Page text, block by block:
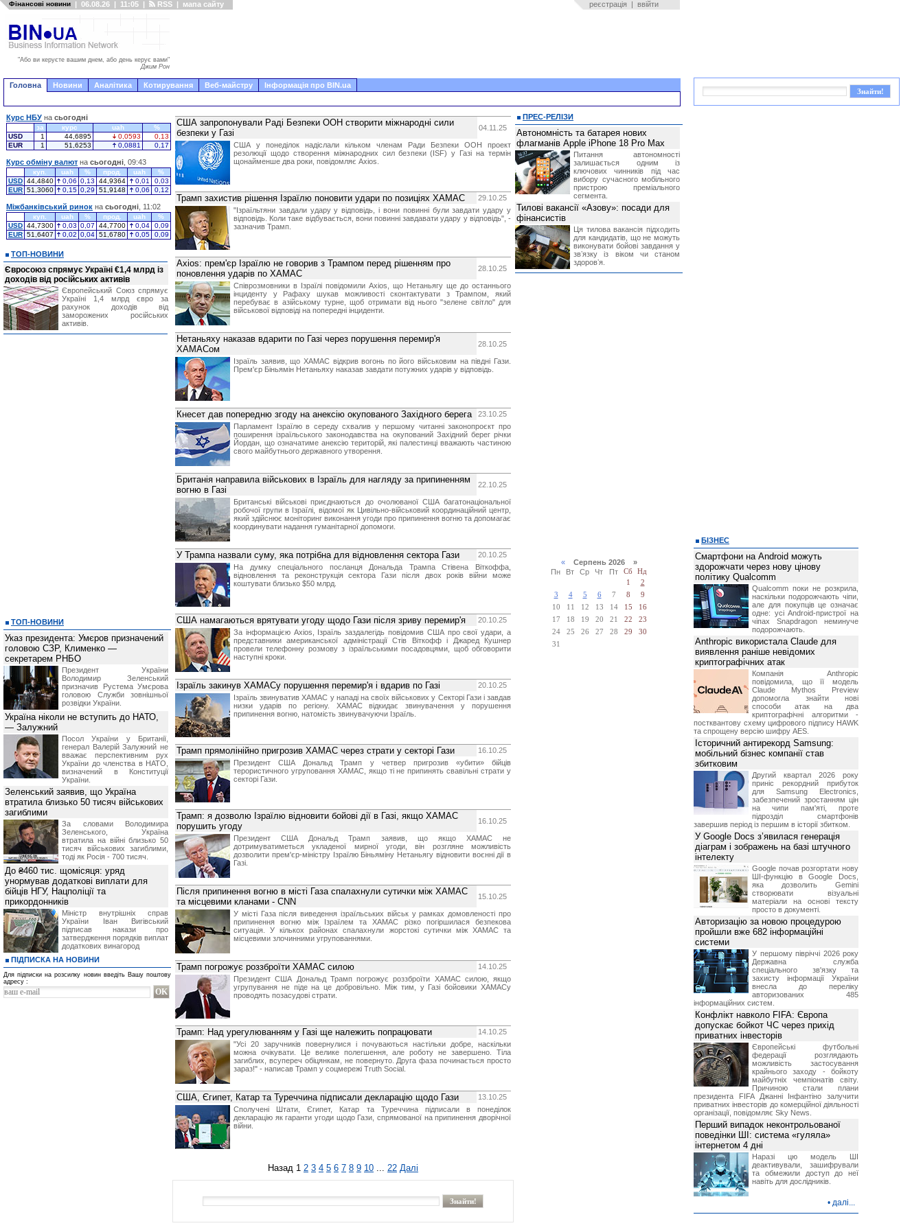
Фінансові новини | 06.08.26 | 11:05 | RSS | мапа сайту реєстрація | ввійти
"Або ви керуєте вашим днем, або день керує вами"
Джим Рон
Головна Новини Аналітика Котирування Веб-майстру Інформація про BIN.ua
США запропонували Раді Безпеки ООН створити міжнародні сили
безпеки у Газі
04.11.25
США у понеділок надіслали кільком членам Ради Безпеки ООН проект
резолюції щодо створення міжнародних сил безпеки (ISF) у Газі на термін
щонайменше два роки, повідомляє Axios.
Трамп захистив рішення Ізраїлю поновити удари по позиціях ХАМАС
29.10.25
"Ізраїльтяни завдали удару у відповідь, і вони повинні були завдати удару у
відповідь. Коли таке відбувається, вони повинні завдавати удару у відповідь", -
зазначив Трамп.
Axios: прем'єр Ізраїлю не говорив з Трампом перед рішенням про
поновлення ударів по ХАМАС
28.10.25
Співрозмовники в Ізраїлі повідомили Axios, що Нетаньягу ще до останнього
інциденту у Рафаху шукав можливості сконтактувати з Трампом, який
перебуває в азійському турне, щоб отримати від нього "зелене світло" для
військової відповіді на попередні інциденти.
Нетаньяху наказав вдарити по Газі через порушення перемир'я
ХАМАСом
28.10.25
Ізраїль заявив, що ХАМАС відкрив вогонь по його військовим на півдні Гази.
Прем'єр Біньямін Нетаньяху наказав завдати потужних ударів у відповідь.
Кнесет дав попередню згоду на анексію окупованого Західного берега
23.10.25
Парламент Ізраїлю в середу схвалив у першому читанні законопроєкт про
поширення ізраїльського законодавства на окупований Західний берег річки
Йордан, що означатиме анексію територій, які палестинці вважають частиною
свого майбутнього державного утворення.
Британія направила військових в Ізраїль для нагляду за припиненням
вогню в Газі
22.10.25
Британські військові приєднаються до очолюваної США багатонаціональної
робочої групи в Ізраїлі, відомої як Цивільно-військовий координаційний центр,
який здійснює моніторинг виконання угоди про припинення вогню та допомагає
координувати надання гуманітарної допомоги.
У Трампа назвали суму, яка потрібна для відновлення сектора Гази
20.10.25
На думку спеціального посланця Дональда Трампа Стівена Віткоффа,
відновлення та реконструкція сектора Гази після двох років війни може
коштувати близько $50 млрд.
США намагаються врятувати угоду щодо Гази після зриву перемир'я
20.10.25
За інформацією Axios, Ізраїль заздалегідь повідомив США про свої удари, а
представники американської адміністрації Стів Віткофф і Джаред Кушнер
провели телефонну розмову з ізраїльськими посадовцями, щоб обговорити
наступні кроки.
Ізраїль закинув ХАМАСу порушення перемир'я і вдарив по Газі
20.10.25
Ізраїль звинуватив ХАМАС у нападі на своїх військових у Секторі Гази і завдав
низки ударів по регіону. ХАМАС відкидає звинувачення у порушення
припинення вогню, натомість звинувачуючи Ізраїль.
Трамп прямолінійно пригрозив ХАМАС через страти у секторі Гази
16.10.25
Президент США Дональд Трамп у четвер пригрозив «убити» бійців
терористичного угруповання ХАМАС, якщо ті не припинять свавільні страти у
секторі Гази.
Трамп: я дозволю Ізраїлю відновити бойові дії в Газі, якщо ХАМАС
порушить угоду
16.10.25
Президент США Дональд Трамп заявив, що якщо ХАМАС не
дотримуватиметься укладеної мирної угоди, він розгляне можливість
дозволити прем'єр-міністру Ізраїлю Біньяміну Нетаньягу відновити воєнні дії в
Газі.
Після припинення вогню в місті Газа спалахнули сутички між ХАМАС
та місцевими кланами - CNN
15.10.25
У місті Газа після виведення ізраїльських військ у рамках домовленості про
припинення вогню між Ізраїлем та ХАМАС різко погіршилася безпекова
ситуація. У кількох районах спалахнули жорстокі сутички між ХАМАС та
місцевими злочинними угрупованнями.
Трамп погрожує роззброїти ХАМАС силою
14.10.25
Президент США Дональд Трамп погрожує роззброїти ХАМАС силою, якщо
угрупування не піде на це добровільно. Між тим, у Газі бойовики ХАМАСу
проводять позасудові страти.
Трамп: Над урегулюванням у Газі ще належить попрацювати
14.10.25
"Усі 20 заручників повернулися і почуваються настільки добре, наскільки
можна очікувати. Це велике полегшення, але роботу не завершено. Тіла
загиблих, всупереч обіцянкам, не повернуто. Друга фаза починається просто
зараз!" - написав Трамп у соцмережі Truth Social.
США, Єгипет, Катар та Туреччина підписали декларацію щодо Гази
13.10.25
Сполучені Штати, Єгипет, Катар та Туреччина підписали в понеділок
декларацію як гаранти угоди щодо Гази, спрямованої на припинення дворічної
війни.
Назад 1 2 3 4 5 6 7 8 9 10 ... 22 Далі
Курс НБУ на сьогодні
за курс uah
%
USD
1 44,6895 0,0593
0,13
EUR
1 51,6253 0,0881 0,17
Курс обміну валют на сьогодні , 09:43
куп. uah % прод. uah
%
USD 44,4840 0,06 0,13 44,9364 0,01
0,03
EUR 51,3060 0,15 0,29 51,9148 0,06 0,12
Міжбанківський ринок на сьогодні , 11:02
куп. uah % прод. uah
%
USD 44,7300 0,03 0,07 44,7700 0,04
0,09
EUR 51,6407 0,02 0,04 51,6780 0,05 0,09
ТОП-НОВИНИ
Євросоюз спрямує Україні €1,4 млрд із
доходів від російських активів
Європейський Союз спрямує
Україні 1,4 млрд євро за
рахунок доходів від
заморожених російських
активів.
ТОП-НОВИНИ
Указ президента: Умєров призначений
головою СЗР, Клименко —
секретарем РНБО
Президент України
Володимир Зеленський
призначив Pустема Умєрова
головою Служби зовнішньої
розвідки України.
Україна ніколи не вступить до НАТО,
— Залужний
Посол України у Британії,
генерал Валерій Залужний не
вважає перспективним рух
України до членства в НАТО,
визначений в Конституції
України.
Зеленський заявив, що Україна
втратила близько 50 тисяч військових
загиблими
За словами Володимира
Зеленського, Україна
втратила на війні близько 50
тисяч військових загиблими,
тоді як Росія - 700 тисяч.
До ₴460 тис. щомісяця: уряд
унормував додаткові виплати для
бійців НГУ, Нацполіції та
прикордонників
Міністр внутрішніх справ
України Іван Вигівський
підписав накази про
затвердження порядків виплат
додаткових винагород
ПІДПИСКА НА НОВИНИ
Для підписки на розсилку новин введіть Вашу поштову
адресу :
ПРЕС-РЕЛІЗИ
Автономність та батарея нових
флагманів Apple iPhone 18 Pro Max
Питання автономності
залишається одним із
ключових чинників під час
вибору сучасного мобільного
пристрою преміального
сегмента.
Тилові вакансії «Азову»: посади для
фінансистів
Ця тилова вакансія підходить
для кандидатів, що не можуть
виконувати бойові завдання у
звʼязку із віком чи станом
здоровʼя.
«Серпень 2026 »
Пн
Вт Ср Чт Пт Сб
Нд
1
2
3
4 5 6 7 8
9
10
11 12 13 14 15
16
17
18 19 20 21 22
23
24
25 26 27 28 29
30
31
БІЗНЕС
Смартфони на Android можуть
здорожчати через нову цінову
політику Qualcomm
Qualcomm поки не розкрила,
наскільки подорожчають чіпи,
але для покупців це означає
одне: усі Android-пристрої на
чіпах Snapdragon неминуче
подорожчають.
Anthropic використала Claude для
виявлення раніше невідомих
криптографічних атак
Компанія Anthropic
повідомила, що її модель
Claude Mythos Preview
допомогла знайти нові
способи атак на два
криптографічні алгоритми -
постквантову схему цифрового підпису HAWK
та спрощену версію шифру AES.
Історичний антирекорд Samsung:
мобільний бізнес компанії став
збитковим
Другий квартал 2026 року
приніс рекордний прибуток
для Samsung Electronics,
забезпечений зростанням цін
на чипи пам'яті, проте
підрозділ смартфонів
завершив період із першим в історії збитком.
У Google Docs з’явилася генерація
діаграм і зображень на базі штучного
інтелекту
Google почав розгортати нову
ШІ-функцію в Google Docs,
яка дозволить Gemini
створювати візуальні
матеріали на основі тексту
просто в документі.
Авторизацію за новою процедурою
пройшли вже 682 інформаційні
системи
У першому півріччі 2026 року
Державна служба
спеціального зв'язку та
захисту інформації України
внесла до переліку
авторизованих 485
інформаційних систем.
Конфлікт навколо FIFA: Європа
допускає бойкот ЧС через прихід
приватних інвесторів
Європейські футбольні
федерації розглядають
можливість застосування
крайнього заходу - бойкоту
майбутніх чемпіонатів світу.
Причиною стали плани
президента FIFA Джанні Інфантіно залучити
приватних інвесторів до комерційної діяльності
організації, повідомляє Sky News.
Перший випадок неконтрольованої
поведінки ШІ: система «гуляла»
інтернетом 4 дні
Наразі цю модель ШІ
деактивували, зашифрували
та обмежили доступ до неї
навіть для дослідників.
• далі...